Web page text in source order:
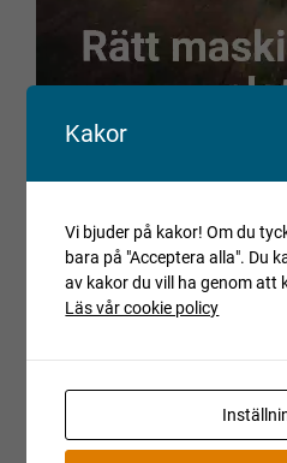
Kakor
Vi bjuder på kakor! Om du
bara på "Acceptera alla". Du
av kakor du vill ha genom att
Läs vår cookie policy